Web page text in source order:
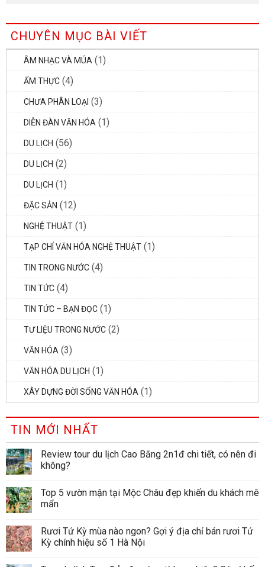
CHUYÊN MỤC BÀI VIẾT
ÂM NHẠC VÀ MÚA(1)
ẨM THỰC(4)
CHƯA PHÂN LOẠI (3)
DIỄN ĐÀN VĂN HÓA(1)
DU LỊCH (56)
DU LỊCH (2)
DU LỊCH (1)
ĐẶC SẢN (12)
NGHỆ THUẬT(1)
TẠP CHÍ VĂN HÓA NGHỆ THUẬT(1)
TIN TRONG NƯỚC(4)
TIN TỨC(4)
TIN TỨC – BẠN ĐỌC(1)
TƯ LIỆU TRONG NƯỚC(2)
VĂN HÓA(3)
VĂN HÓA DU LỊCH (1)
XÂY DỰNG ĐỜI SỐNG VĂN HÓA(1)
TIN MỚI NHẤT
Review tour du lịch Cao Bằng 2n1đ chi tiết, có nên đi
không?
Top 5 vườn mận tại Mộc Châu đẹp khiến du khách mê
mẩn
Rươi Tứ Kỳ mùa nào ngon? Gợi ý địa chỉ bán rươi Tứ
Kỳ chính hiệu số 1 Hà Nội